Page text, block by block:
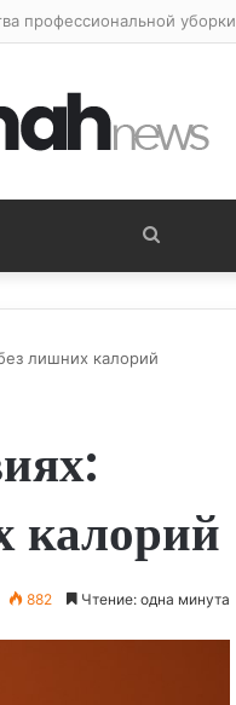
профессиональной уборки
Поиск...
лишних калорий
калорий
882 Чтение: одна минута